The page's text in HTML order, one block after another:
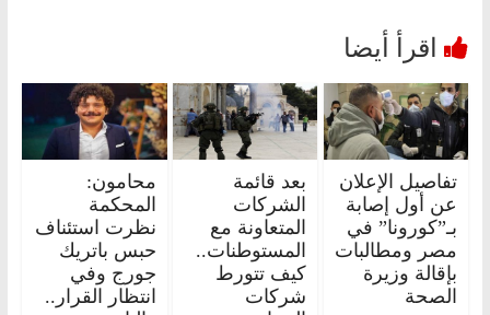
تفاصيل الإعلان
عن أول إصابة
بـ”كورونا” في
مصر ومطالبات
بإقالة وزيرة
الصحة
بعد قائمة
الشركات
المتعاونة مع
المستوطنات..
كيف تتورط
شركات
محامون:
المحكمة
نظرت استئناف
حبس باتريك
جورج وفي
انتظار القرار..